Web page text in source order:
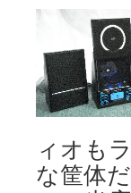
ィオも
な筐体